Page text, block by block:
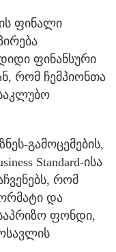
ფინალი
ფინანსური
რომ ჩემპიონთა
გამოცემების,
Standard-ისა
რომ
და
ფონდი,